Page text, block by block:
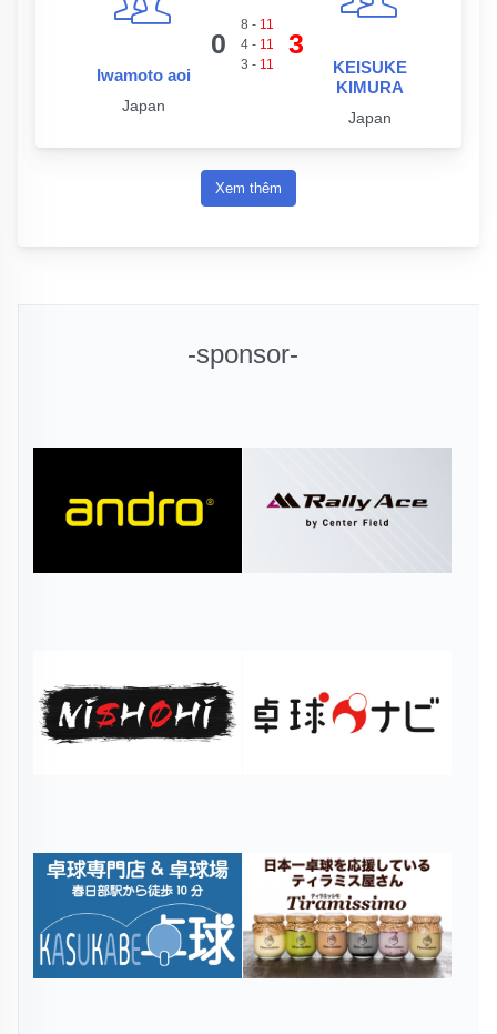
Iwamoto aoi
Japan
0
8 - 11
4- 11
3 - 11
3
KEISUKE
KIMURA
Japan
Xem thêm
-sponsor-